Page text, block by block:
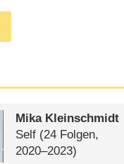
Mika Kleinschmidt
Self(24 Folgen,
2020⁠–⁠2023)